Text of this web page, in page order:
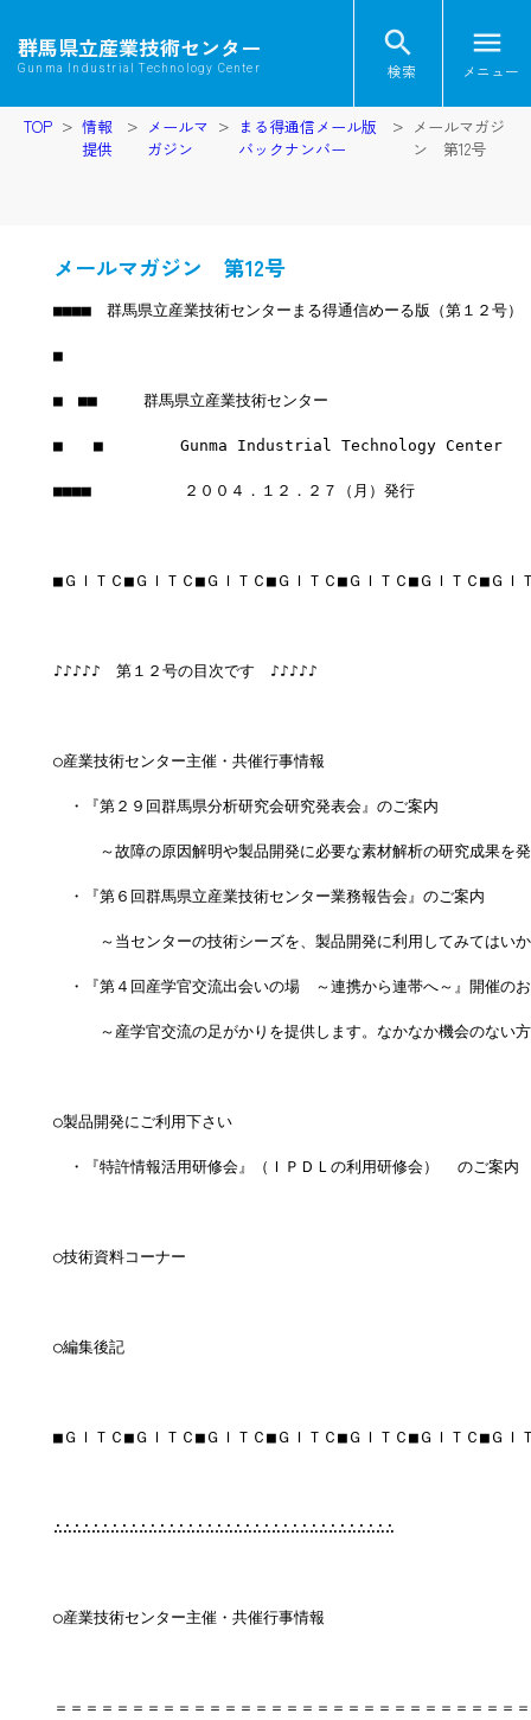
群馬県立産業技術センター
Gunma Industrial Technology Center
search
検索
menu
メニュー
TOP
情報
提供
メールマ
ガジン
まる得通信メール版
バックナンバー
メールマガジ
ン 第12号
メールマガジン 第12号
■■■■　群馬県立産業技術センターまる得通信めーる版（第１２号）
■
■　■■　　　群馬県立産業技術センター
■　　■　　　　　Gunma Industrial Technology Center
■■■■　　　　　　２００４．１２．２７（月）発行
■ＧＩＴＣ■ＧＩＴＣ■ＧＩＴＣ■ＧＩＴＣ■ＧＩＴＣ■ＧＩＴＣ■ＧＩ
♪♪♪♪♪　第１２号の目次です　♪♪♪♪♪
○産業技術センター主催・共催行事情報
・『第２９回群馬県分析研究会研究発表会』のご案内
～故障の原因解明や製品開発に必要な素材解析の研究成果を発
・『第６回群馬県立産業技術センター業務報告会』のご案内
～当センターの技術シーズを、製品開発に利用してみてはいか
・『第４回産学官交流出会いの場　～連携から連帯へ～』開催の
～産学官交流の足がかりを提供します。なかなか機会のない方
○製品開発にご利用下さい
・『特許情報活用研修会』（ＩＰＤＬの利用研修会）  のご案内
○技術資料コーナー
○編集後記
■ＧＩＴＣ■ＧＩＴＣ■ＧＩＴＣ■ＧＩＴＣ■ＧＩＴＣ■ＧＩＴＣ■ＧＩ
∴∴∴∴∴∴∴∴∴∴∴∴∴∴∴∴∴∴∴∴∴∴∴∴∴∴∴∴∴∴∴∴∴∴∴∴
○産業技術センター主催・共催行事情報
＝＝＝＝＝＝＝＝＝＝＝＝＝＝＝＝＝＝＝＝＝＝＝＝＝＝＝＝＝＝